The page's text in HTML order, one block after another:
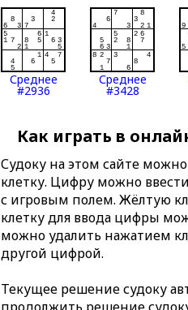
Среднее
#2936
Среднее
#3428
Как играть в
Судоку на этом сайте
клетку. Цифру можно
с игровым полем. Жёлтую
клетку для ввода цифры
можно удалить нажатием
другой цифрой.
Текущее решение судоку